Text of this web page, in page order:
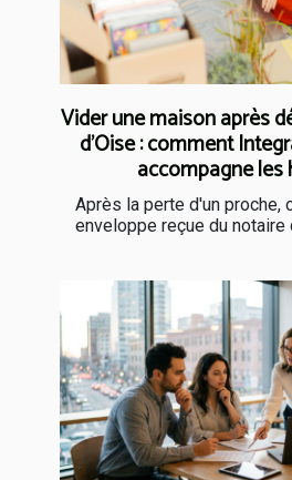
Vider une maison après
d'Oise : comment
accompagne les
Après la perte d'un proche,
enveloppe reçue du notaire